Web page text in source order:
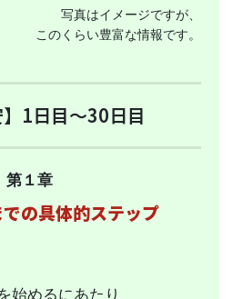
写真はイメージですが、
このくらい豊富な情報です。
】1日目〜30日目
第１章
の具体的ステップ
始めるにあたり